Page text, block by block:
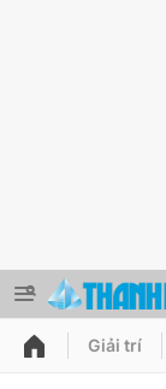
QUẢNG CÁO
Giải trí